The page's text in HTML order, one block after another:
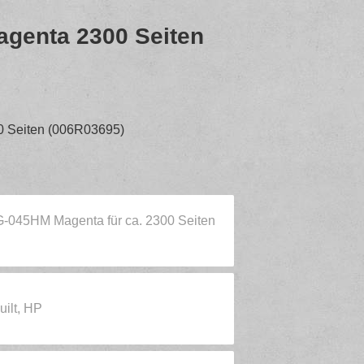
2300 Seiten
Seiten (006R03695)
045HM Magenta für ca. 2300 Seiten
HP